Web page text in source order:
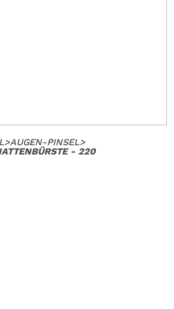
>AUGEN-PINSEL>
- 220